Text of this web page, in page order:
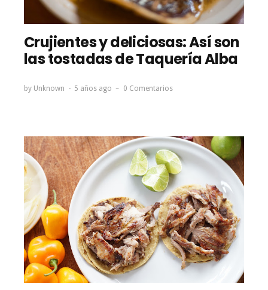
Crujientes y deliciosas: Así son
las tostadas de Taquería Alba
by Unknown 5 años ago 0 Comentarios